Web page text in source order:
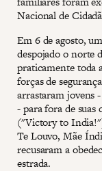
Nacional de
Em 6 de agosto,
despojado o norte
praticamente toda
forças de
arrastaram jovens
- para fora de suas
("Victory to
Te Louvo, Mãe
recusaram a
estrada.